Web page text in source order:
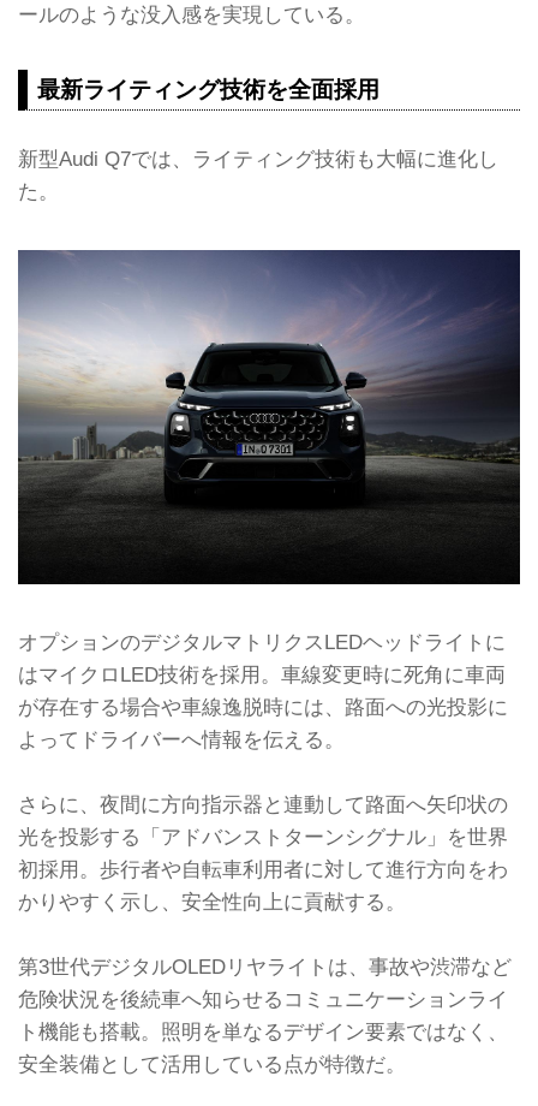
ールのような没入感を実現している。
最新ライティング技術を全面採用
新型Audi Q7では、ライティング技術も大幅に進化し
た。
オプションのデジタルマトリクスLEDヘッドライトに
はマイクロLED技術を採用。車線変更時に死角に車両
が存在する場合や車線逸脱時には、路面への光投影に
よってドライバーへ情報を伝える。
さらに、夜間に方向指示器と連動して路面へ矢印状の
光を投影する「アドバンストターンシグナル」を世界
初採用。歩行者や自転車利用者に対して進行方向をわ
かりやすく示し、安全性向上に貢献する。
第3世代デジタルOLEDリヤライトは、事故や渋滞など
危険状況を後続車へ知らせるコミュニケーションライ
ト機能も搭載。照明を単なるデザイン要素ではなく、
安全装備として活用している点が特徴だ。